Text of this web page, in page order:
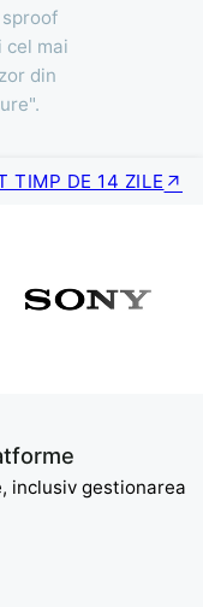
cel mai
din
TIMP DE 14 ZILE
inclusiv gestionarea